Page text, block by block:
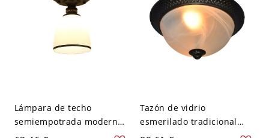
Lámpara de techo
semiempotrada moderna
de una luz en metal con
Tazón de vidrio
esmerilado tradicional
con luz ascendente de